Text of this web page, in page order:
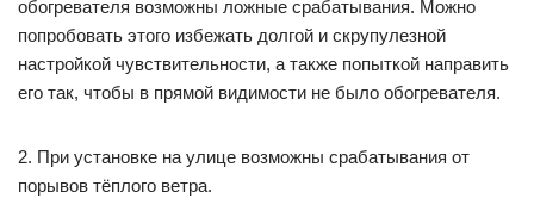
обогревателя возможны ложные срабатывания. Можно
попробовать этого избежать долгой и скрупулезной
настройкой чувствительности, а также попыткой направить
его так, чтобы в прямой видимости не было обогревателя.
2. При установке на улице возможны срабатывания от
порывов тёплого ветра.